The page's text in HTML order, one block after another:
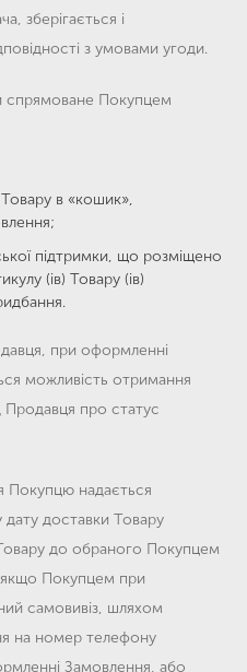
зберігається і
з умовами угоди.
спрямоване Покупцем
в «кошик»,
підтримки, що розміщено
(ів) Товару (ів)
при оформленні
можливість отримання
Продавця про статус
Покупцю надається
дату доставки Товару
до обраного Покупцем
Покупцем при
самовивіз, шляхом
на номер телефону
Замовлення, або